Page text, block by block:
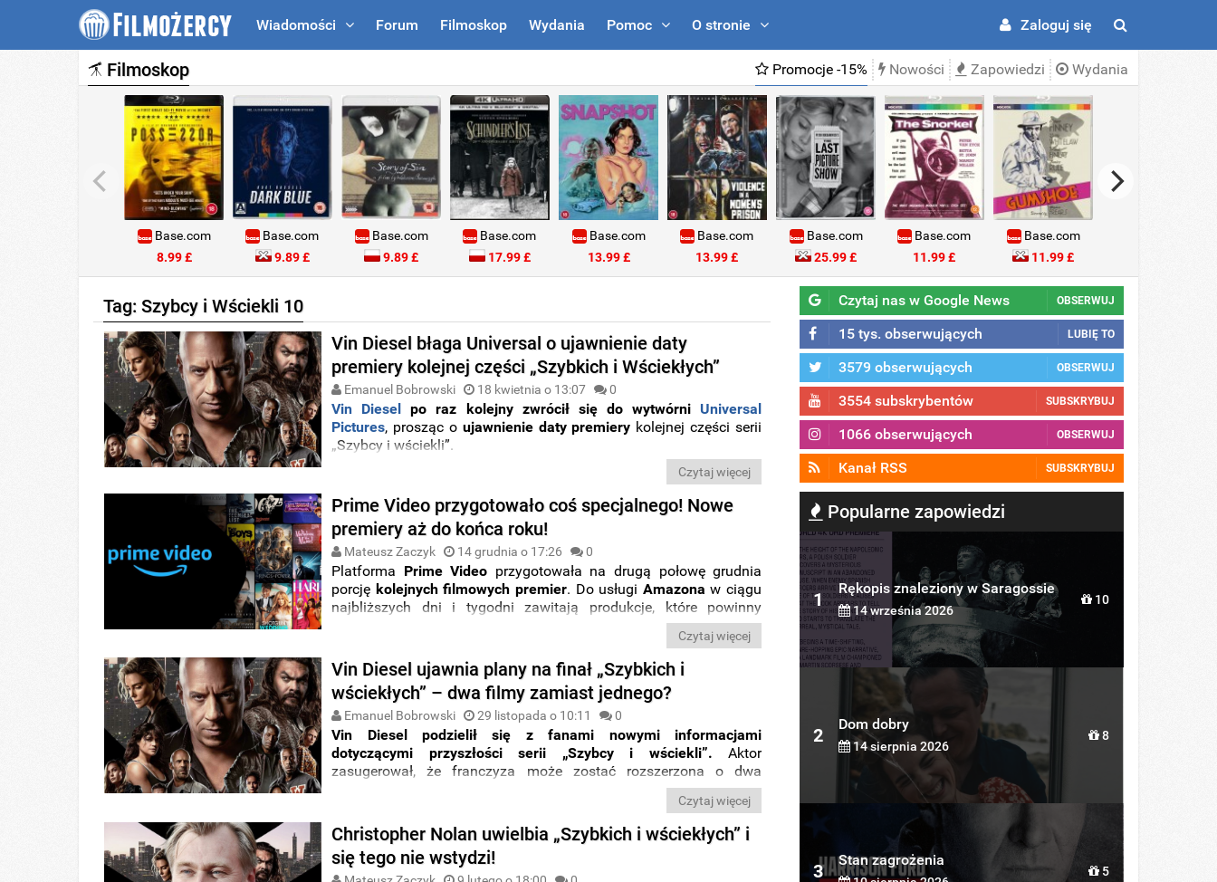
Wiadomości Forum Filmoskop Wydania Pomoc O stronie Zaloguj się
Filmoskop Promocje -15% Nowości Zapowiedzi Wydania
Base.com
8.99 £
Base.com
9.89 £
Base.com
9.89 £
Base.com
17.99 £
Base.com
13.99 £
Base.com
13.99 £
Base.com
25.99 £
Base.com
11.99 £
Base.com
11.99 £
Tag: Szybcy i Wściekli 10
Vin Diesel błaga Universal o ujawnienie daty
premiery kolejnej części „Szybkich i Wściekłych”
Emanuel Bobrowski 18 kwietnia o 13:07 0
Vin Diesel po raz kolejny zwrócił się do wytwórni Universal
Pictures, prosząc o ujawnienie daty premiery kolejnej części serii
„Szybcy i wściekli”.
Czytaj więcej
Prime Video przygotowało coś specjalnego! Nowe
premiery aż do końca roku!
Mateusz Zaczyk 14 grudnia o 17:26 0
Platforma Prime Video przygotowała na drugą połowę grudnia
porcję kolejnych filmowych premier. Do usługi Amazona w ciągu
najbliższych dni i tygodni zawitają produkcje, które powinny
produkcji akcji,
oraz tytułów skierowanych docałej
rodziny. Co będzie można obejrzeć na platformie? Przekonajcie
się.
Czytaj więcej
Vin Diesel ujawnia plany na finał „Szybkich i
wściekłych” – dwa filmy zamiast jednego?
Emanuel Bobrowski 29 listopada o 10:11 0
Vin Diesel podzielił się z fanami nowymi informacjami
dotyczącymi przyszłości serii „Szybcy i wściekli”. Aktor
zasugerował, że franczyza może zostać rozszerzona o dwa
dodatkowe filmy, choć wcześniej zapowiadano, że„Szybcy i
Czytaj więcej
Christopher Nolan uwielbia „Szybkich i wściekłych” i
się tego nie wstydzi!
Czytaj nas w Google News OBSERWUJ
15 tys. obserwujących LUBIĘ TO
3579 obserwujących OBSERWUJ
3554 subskrybentów SUBSKRYBUJ
1066 obserwujących OBSERWUJ
Kanał RSS SUBSKRYBUJ
Popularne zapowiedzi
1
Rękopis znaleziony w Saragossie
14 września 2026
10
2
Dom dobry
14 sierpnia 2026
8
3
Stan zagrożenia
5